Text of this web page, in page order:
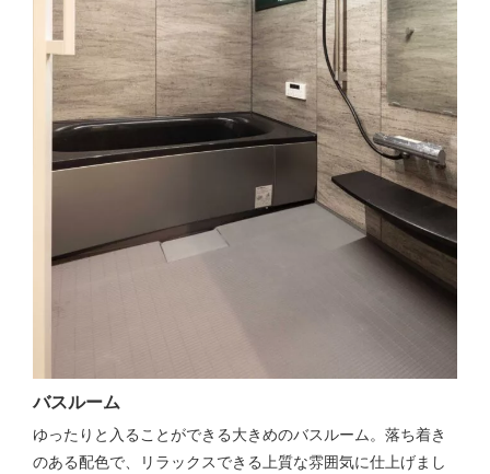
バスルーム
ゆったりと入ることができる大きめのバスルーム。落ち着き
のある配色で、リラックスできる上質な雰囲気に仕上げまし